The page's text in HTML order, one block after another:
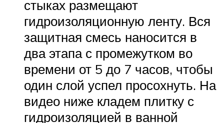
стыках размещают
гидроизоляционную ленту. Вся
защитная смесь наносится в
два этапа с промежутком во
времени от 5 до 7 часов, чтобы
один слой успел просохнуть. На
видео ниже кладем плитку с
гидроизоляцией в ванной